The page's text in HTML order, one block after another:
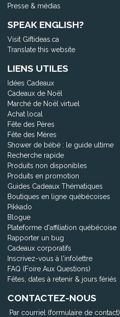
Presse & médias
SPEAK ENGLISH?
Visit Giftideas.ca
Translate this website
LIENS UTILES
Idées Cadeaux
Cadeaux de Noël
Marché de Noël virtuel
Achat local
Fête des Pères
Fête des Mères
Shower de bébé : le guide ultime
Recherche rapide
Produits non disponibles
Produits en promotion
Guides Cadeaux Thématiques
Boutiques en ligne québécoises
Pikkado
Blogue
Plateforme d'affiliation québécoise
Rapporter un bug
Cadeaux corporatifs
Inscrivez-vous à l'infolettre
FAQ (Foire Aux Questions)
Fêtes, dates à retenir & jours fériés
CONTACTEZ-NOUS
Par courriel (formulaire de contact)